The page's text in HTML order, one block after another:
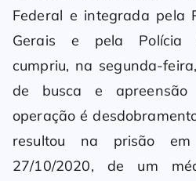
Federal e integrada pela
Gerais e pela Polícia
cumpriu, na segunda-
de busca e
operação é
resultou na prisão
27/10/2020, de um